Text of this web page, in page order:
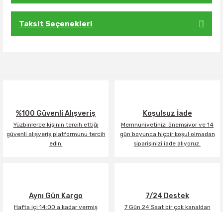
Taksit Seçenekleri
%100 Güvenli Alışveriş
Yüzbinlerce kişinin tercih ettiği
güvenli alışveriş platformunu tercih
edin.
Koşulsuz İade
Memnuniyetinizi önemsiyor ve 14
gün boyunca hiçbir koşul olmadan
siparişinizi iade alıyoruz.
Aynı Gün Kargo
Hafta içi 14:00 a kadar vermiş
7/24 Destek
7 Gün 24 Saat bir çok kanaldan